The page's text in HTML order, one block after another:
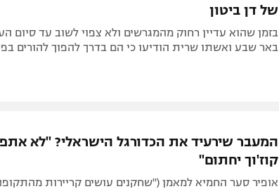
של דן ביטון
בזמן שהוא עדיין רחוק מהמגרשים ולא צפוי לשוב עד סיום
באר שבע ואשתו שרית הודיעו כי הם בדרך להפוך להורים
המעבר שירעיד את הכדורגל הישראלי? "לא
קוז'וך יחתום"
אופיר סער החמיא למאמן ("שחקנים עושים קריירות